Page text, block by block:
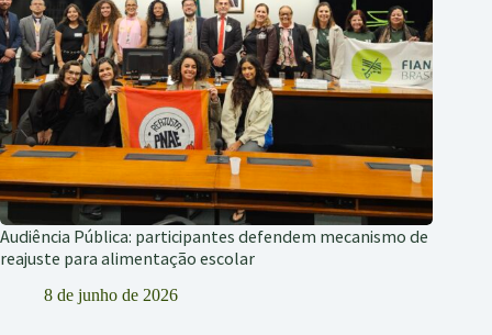
Audiência Pública: participantes defendem mecanismo de
reajuste para alimentação escolar
8 de junho de 2026